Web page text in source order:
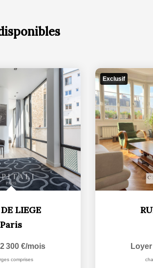
LIEGE
Paris
300 €/mois
comprises
Exclusif